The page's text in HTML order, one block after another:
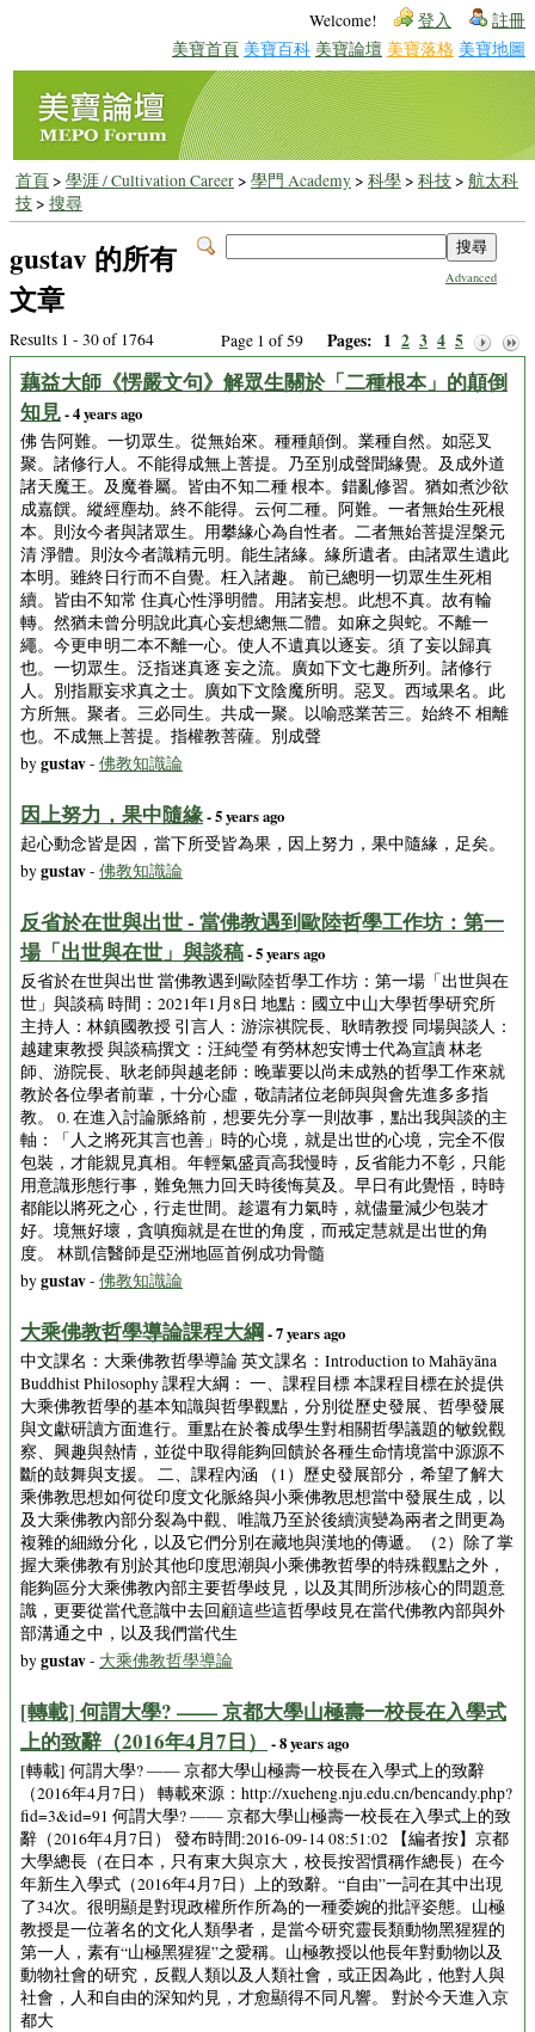
Welcome! 登入 註冊
美寶首頁 美寶百科 美寶論壇 美寶落格 美寶地圖
首頁> 學涯 / Cultivation Career> 學門 Academy> 科學> 科技> 航太科
技> 搜尋
Advanced
gustav 的所有
文章
Page 1 of 59 Pages: 1 2 3 4 5
Results 1 - 30 of 1764
藕益大師《愣嚴文句》解眾生關於「二種根本」的顛倒
知見- 4 years ago
佛 告阿難。一切眾生。從無始來。種種顛倒。業種自然。如惡叉
聚。諸修行人。不能得成無上菩提。乃至別成聲聞緣覺。及成外道
諸天魔王。及魔眷屬。皆由不知二種 根本。錯亂修習。猶如煮沙欲
成嘉饌。縱經塵劫。終不能得。云何二種。阿難。一者無始生死根
本。則汝今者與諸眾生。用攀緣心為自性者。二者無始菩提涅槃元
清 淨體。則汝今者識精元明。能生諸緣。緣所遺者。由諸眾生遺此
本明。雖終日行而不自覺。枉入諸趣。 前已總明一切眾生生死相
續。皆由不知常 住真心性淨明體。用諸妄想。此想不真。故有輪
轉。然猶未曾分明說此真心妄想總無二體。如麻之與蛇。不離一
繩。今更申明二本不離一心。使人不遺真以逐妄。須 了妄以歸真
也。一切眾生。泛指迷真逐 妄之流。廣如下文七趣所列。諸修行
人。別指厭妄求真之士。廣如下文陰魔所明。惡叉。西域果名。此
方所無。聚者。三必同生。共成一聚。以喻惑業苦三。始終不 相離
也。不成無上菩提。指權教菩薩。別成聲
bygustav- 佛教知識論
因上努力，果中隨緣- 5 years ago
起心動念皆是因，當下所受皆為果，因上努力，果中隨緣，足矣。
bygustav- 佛教知識論
反省於在世與出世 - 當佛教遇到歐陸哲學工作坊：第一
場「出世與在世」與談稿- 5 years ago
反省於在世與出世 當佛教遇到歐陸哲學工作坊：第一場「出世與在
世」與談稿 時間：2021年1月8日 地點：國立中山大學哲學研究所
主持人：林鎮國教授 引言人：游淙祺院長、耿晴教授 同場與談人：
越建東教授 與談稿撰文：汪純瑩 有勞林恕安博士代為宣讀 林老
師、游院長、耿老師與越老師：晚輩要以尚未成熟的哲學工作來就
教於各位學者前輩，十分心虛，敬請諸位老師與與會先進多多指
教。 0. 在進入討論脈絡前，想要先分享一則故事，點出我與談的主
軸：「人之將死其言也善」時的心境，就是出世的心境，完全不假
包裝，才能親見真相。年輕氣盛貢高我慢時，反省能力不彰，只能
用意識形態行事，難免無力回天時後悔莫及。早日有此覺悟，時時
都能以將死之心，行走世間。趁還有力氣時，就儘量減少包裝才
好。境無好壞，貪嗔痴就是在世的角度，而戒定慧就是出世的角
度。 林凱信醫師是亞洲地區首例成功骨髓
bygustav- 佛教知識論
大乘佛教哲學導論課程大綱- 7 years ago
中文課名：大乘佛教哲學導論 英文課名：Introduction to Mahāyāna
Buddhist Philosophy 課程大綱： 一、課程目標 本課程目標在於提供
大乘佛教哲學的基本知識與哲學觀點，分別從歷史發展、哲學發展
與文獻研讀方面進行。重點在於養成學生對相關哲學議題的敏銳觀
察、興趣與熱情，並從中取得能夠回饋於各種生命情境當中源源不
斷的鼓舞與支援。 二、課程內涵 （1）歷史發展部分，希望了解大
乘佛教思想如何從印度文化脈絡與小乘佛教思想當中發展生成，以
及大乘佛教內部分裂為中觀、唯識乃至於後續演變為兩者之間更為
複雜的細緻分化，以及它們分別在藏地與漢地的傳遞。（2）除了掌
握大乘佛教有別於其他印度思潮與小乘佛教哲學的特殊觀點之外，
能夠區分大乘佛教內部主要哲學歧見，以及其間所涉核心的問題意
識，更要從當代意識中去回顧這些這哲學歧見在當代佛教內部與外
部溝通之中，以及我們當代生
bygustav- 大乘佛教哲學導論
[轉載] 何謂大學? —— 京都大學山極壽一校長在入學式
上的致辭（2016年4月7日）
- 8 years ago
[轉載] 何謂大學? —— 京都大學山極壽一校長在入學式上的致辭
（2016年4月7日） 轉載來源：http://xueheng.nju.edu.cn/bencandy.php?
fid=3&id=91 何謂大學? —— 京都大學山極壽一校長在入學式上的致
辭（2016年4月7日） 發布時間:2016-09-14 08:51:02 【編者按】京都
大學總長（在日本，只有東大與京大，校長按習慣稱作總長）在今
年新生入學式（2016年4月7日）上的致辭。“自由”一詞在其中出現
了34次。很明顯是對現政權所作所為的一種委婉的批評姿態。山極
教授是一位著名的文化人類學者，是當今研究靈長類動物黑猩猩的
第一人，素有“山極黑猩猩”之愛稱。山極教授以他長年對動物以及
動物社會的研究，反觀人類以及人類社會，或正因為此，他對人與
社會，人和自由的深知灼見，才愈顯得不同凡響。 對於今天進入京
都大